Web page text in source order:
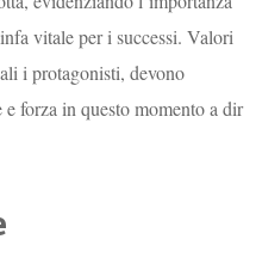
vitale per i successi. Valori
i protagonisti, devono
forza in questo momento a dir